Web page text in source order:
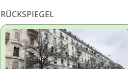
RÜCKSPIEGEL